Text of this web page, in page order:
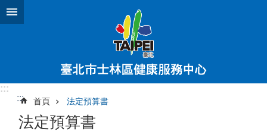
跳到主要內容區塊
:::
:::
首頁 法定預算書
法定預算書